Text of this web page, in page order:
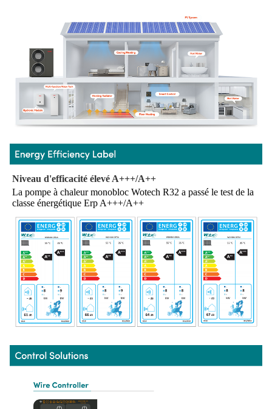
Niveau d'efficacité élevé A+++/A++
La pompe à chaleur monobloc Wotech R32 a passé le test de la
classe énergétique Erp A+++/A++